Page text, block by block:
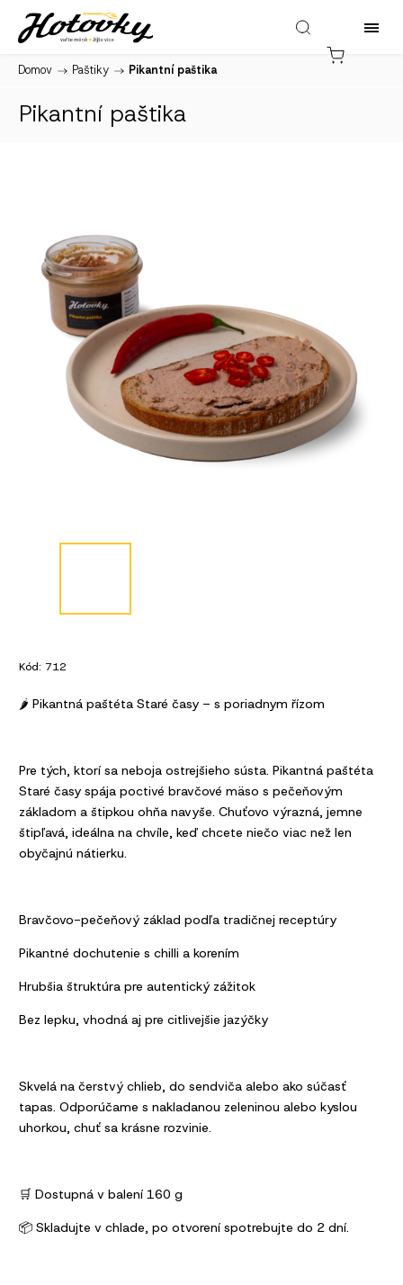
Domov / Paštiky / Pikantní paštika
Pikantní paštika
Kód: 712
🌶 Pikantná paštéta Staré časy – s poriadnym řízom
Pre tých, ktorí sa neboja ostrejšieho sústa. Pikantná paštéta
Staré časy spája poctivé bravčové mäso s pečeňovým
základom a štipkou ohňa navyše. Chuťovo výrazná, jemne
štipľavá, ideálna na chvíle, keď chcete niečo viac než len
obyčajnú nátierku.
Bravčovo-pečeňový základ podľa tradičnej receptúry
Pikantné dochutenie s chilli a korením
Hrubšia štruktúra pre autentický zážitok
Bez lepku, vhodná aj pre citlivejšie jazýčky
Skvelá na čerstvý chlieb, do sendviča alebo ako súčasť
tapas. Odporúčame s nakladanou zeleninou alebo kyslou
uhorkou, chuť sa krásne rozvinie.
🛒 Dostupná v balení 160 g
📦 Skladujte v chlade, po otvorení spotrebujte do 2 dní.